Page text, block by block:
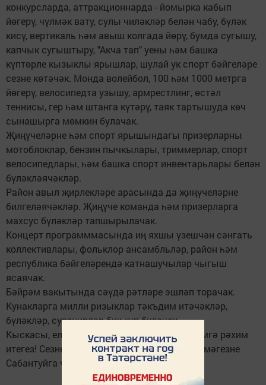
конкурсларда, аттракционнарда - йомырка кабып
йөгерү, чүлмәк вату, сулы чиләкләр белән чабу, бүләк
кисү, вертикаль һәм авыш колгада йөрү, бумда сугышу,
капчык сугыштыру, "Акча тап" уены һәм башка
күптөрле кызыклы ярышлар, шулай ук спорт бәйгеләре
сезне көтәчәк. Монда волейбол, 100 һәм 1000 метрга
йөгерү, велосипедта узышу, армрестлинг, өстәл
теннисы, гер һәм штанга күтәрү, таяк тартышуда көч
сынашырга мөмкин булачак.
Җиңүчеләрне һәм спорт ярышындагы призерларны
мотоблоклар, бензин пычкылары, триммерлар, спорт
велосипедлары, һәм башка спорт инвентарьлары белән
бүләкләячәкләр.
Район авыл җирлекләре арасында да җиңүчеләрне
билгеләячәкләр. Җиңүче команда һәм призерларга
махсус бүләкләр тапшырылачак.
Концерт программмасында иң яхшы үзешчән сәнгать
коллективлары, фольклор ансамбльләр, район һәм
республика бәйгеләрендә катнашучылар чыгыш
ясаячак.
Бәйрәм вакытында сәүдә рәтләре эшләп торачак.
Кунакларга милли ризыклар тәкъдим итәчәкләр,
бүләкләр, сувенирлар бик күп булачак.
Кыскасы, елга бер килә торган гүзәл бәйрәмгә рәхим
итегез! Сезне бик шәп тамашалар көтә. Һәммәгезне
Сабантуйга чакырып калабыз.